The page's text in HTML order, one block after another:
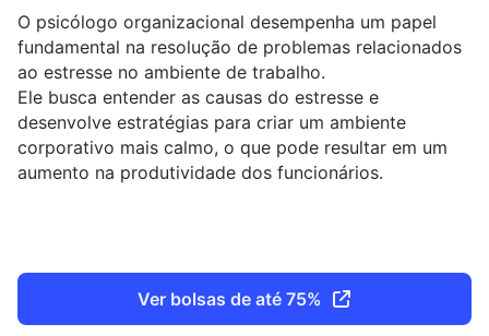
O psicólogo organizacional desempenha um papel
fundamental na resolução de problemas relacionados
ao estresse no ambiente de trabalho.
Ele busca entender as causas do estresse e
desenvolve estratégias para criar um ambiente
corporativo mais calmo, o que pode resultar em um
aumento na produtividade dos funcionários.
Ver bolsas de até 75%
privacidade
Ver agora